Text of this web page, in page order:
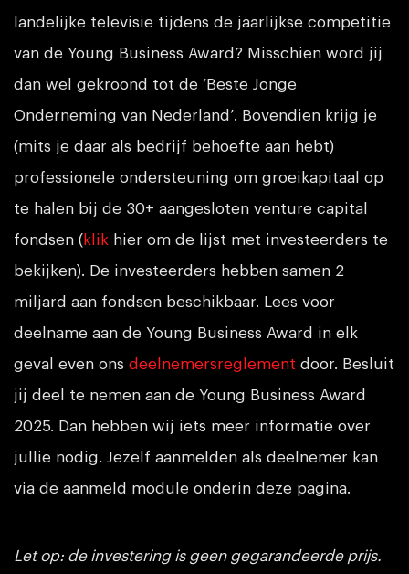
landelijke televisie tijdens de jaarlijkse competitie
van de Young Business Award? Misschien word jij
dan wel gekroond tot de ‘Beste Jonge
Onderneming van Nederland’. Bovendien krijg je
(mits je daar als bedrijf behoefte aan hebt)
professionele ondersteuning om groeikapitaal op
te halen bij de 30+ aangesloten venture capital
fondsen ( klik hier om de lijst met investeerders te
bekijken). De investeerders hebben samen 2
miljard aan fondsen beschikbaar. Lees voor
deelname aan de Young Business Award in elk
geval even ons deelnemersreglement door. Besluit
jij deel te nemen aan de Young Business Award
2025. Dan hebben wij iets meer informatie over
jullie nodig. Jezelf aanmelden als deelnemer kan
via de aanmeld module onderin deze pagina.
Let op: de investering is geen gegarandeerde prijs.